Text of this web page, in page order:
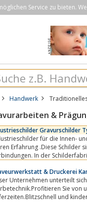
Service zu bieten.
Handwerk
&
Gravurschilder
für die Innen-
Erfahrung .Diese Schilder
In der Schilderfabrik Bohn fertigen
& Druckerei
Unternehmen unterteilt sich in vier
Sie von unserer
und